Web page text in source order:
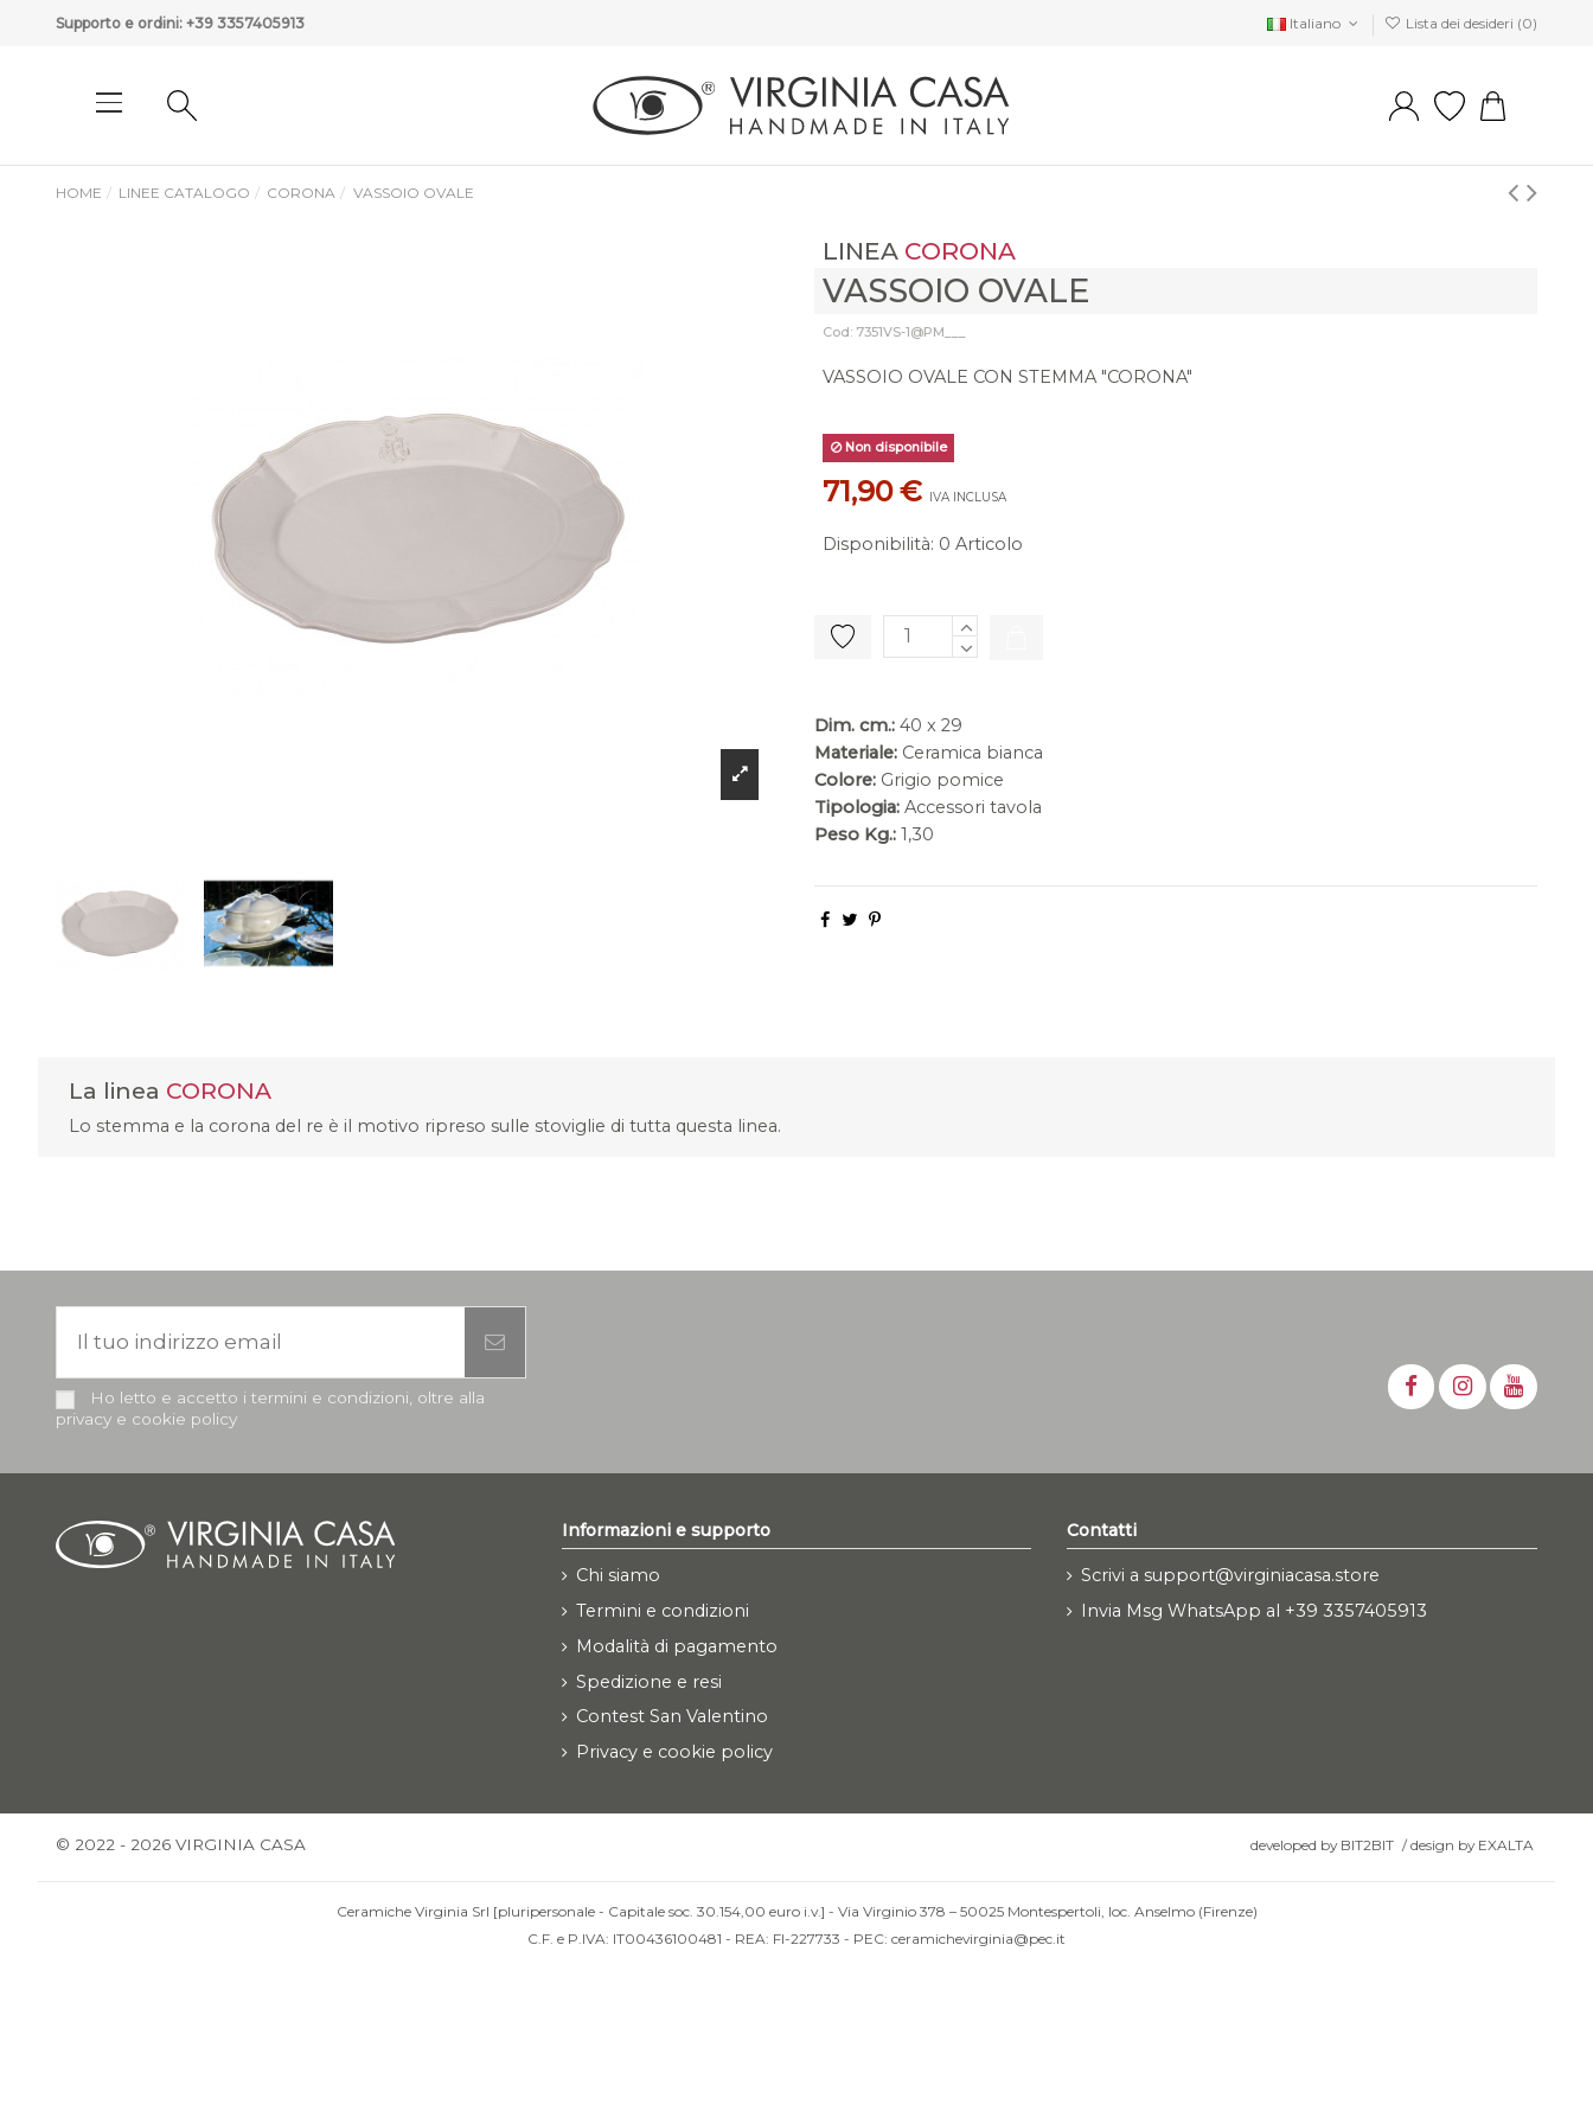
Supporto e ordini: +39 3357405913 Italiano Lista dei desideri (0)
HOME LINEE CATALOGO CORONA VASSOIO OVALE
LINEA CORONA
VASSOIO OVALE
Cod: 7351VS-1@PM___
VASSOIO OVALE CON STEMMA "CORONA"
Non disponibile
71,90 € IVA INCLUSA
Disponibilità: 0 Articolo
Dim. cm.: 40 x 29
Materiale: Ceramica bianca
Colore: Grigio pomice
Tipologia: Accessori tavola
Peso Kg.: 1,30
La linea CORONA
Lo stemma e la corona del re è il motivo ripreso sulle stoviglie di tutta questa linea.
Ho letto e accetto i termini e condizioni, oltre alla
privacy e cookie policy
Informazioni e supporto
Chi siamo
Termini e condizioni
Modalità di pagamento
Spedizione e resi
Contest San Valentino
Privacy e cookie policy
Contatti
Scrivi a support@virginiacasa.store
Invia Msg WhatsApp al +39 3357405913
© 2022 - 2026 VIRGINIA CASA developed by BIT2BIT /design by EXALTA
Ceramiche Virginia Srl [pluripersonale - Capitale soc. 30.154,00 euro i.v.] - Via Virginio 378 – 50025 Montespertoli, loc. Anselmo (Firenze)
C.F. e P.IVA: IT00436100481 - REA: FI-227733 - PEC: ceramichevirginia@pec.it